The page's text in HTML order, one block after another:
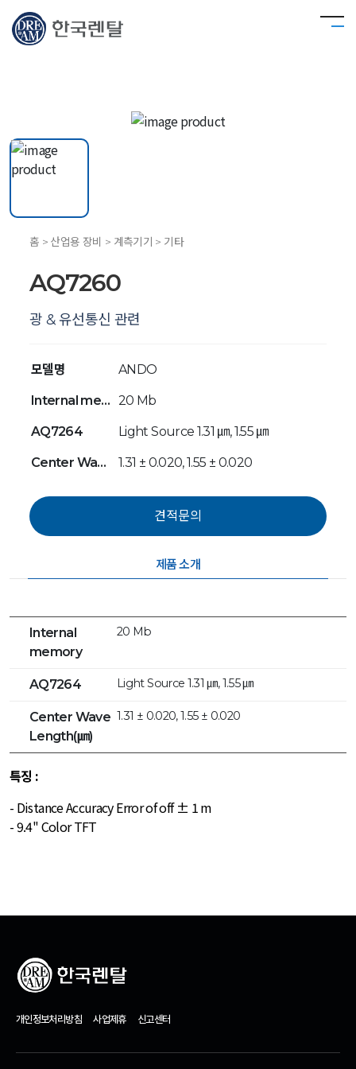
홈 > 산업용 장비 > 계측기기 > 기타
AQ7260
광 & 유선통신 관련
모델명 ANDO
Internal memory 20 Mb
AQ7264 Light Source 1.31 ㎛, 1.55 ㎛
Center Wave Length(㎛) 1.31 ± 0.020, 1.55 ± 0.020
제품 소개
Internal
memory
20 Mb
AQ7264 Light Source 1.31 ㎛, 1.55 ㎛
Center Wave
Length(㎛)
1.31 ± 0.020, 1.55 ± 0.020
특징 :
- Distance Accuracy Error of off ± 1 m
- 9.4" Color TFT
개인정보처리방침 사업제휴 신고센터